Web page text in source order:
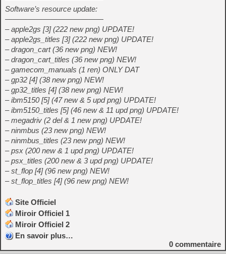
Software’s resource update:
—————————————
– apple2gs [3] (222 new png) UPDATE!
– apple2gs_titles [3] (222 new png) UPDATE!
– dragon_cart (36 new png) NEW!
– dragon_cart_titles (36 new png) NEW!
– gamecom_manuals (1 ren) ONLY DAT
– gp32 [4] (38 new png) NEW!
– gp32_titles [4] (38 new png) NEW!
– ibm5150 [5] (47 new & 5 upd png) UPDATE!
– ibm5150_titles [5] (46 new & 11 upd png) UPDATE!
– megadriv (2 del & 1 new png) UPDATE!
– ninmbus (23 new png) NEW!
– ninmbus_titles (23 new png) NEW!
– psx (200 new & 1 upd png) UPDATE!
– psx_titles (200 new & 3 upd png) UPDATE!
– st_flop [4] (96 new png) NEW!
– st_flop_titles [4] (96 new png) NEW!
Site Officiel
Miroir Officiel 1
Miroir Officiel 2
En savoir plus…
0 commentaire